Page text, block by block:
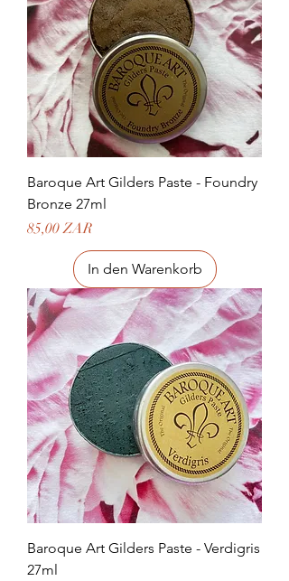
Baroque Art Gilders Paste - Foundry
Bronze 27ml
Preis
85,00 ZAR
In den Warenkorb
Baroque Art Gilders Paste - Verdigris
27ml